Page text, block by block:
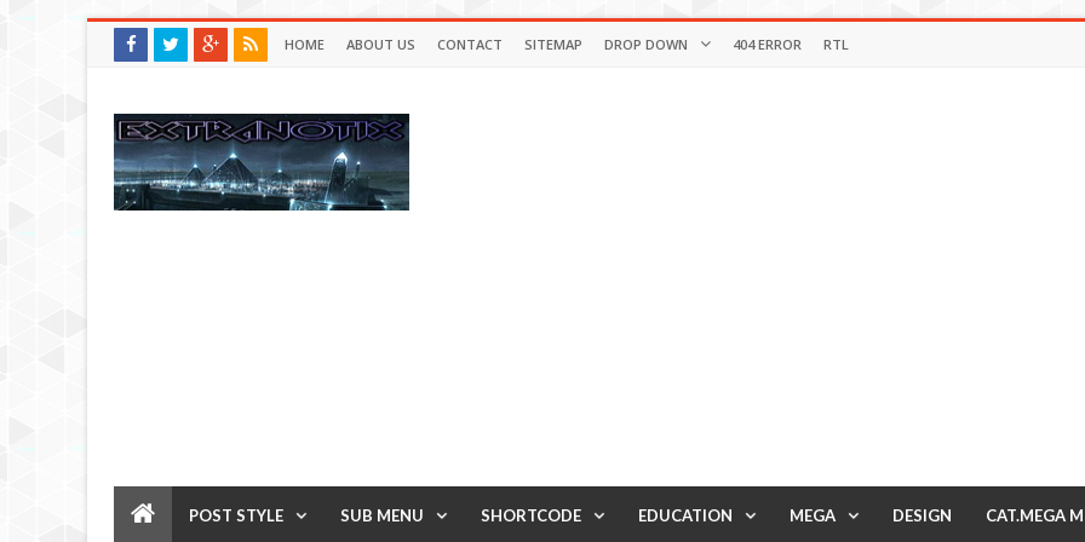
HOME ABOUT US CONTACT SITEMAP DROP DOWN 404 ERROR RTL
POST STYLE SUB MENU SHORTCODE EDUCATION MEGA DESIGN CAT.MEGA